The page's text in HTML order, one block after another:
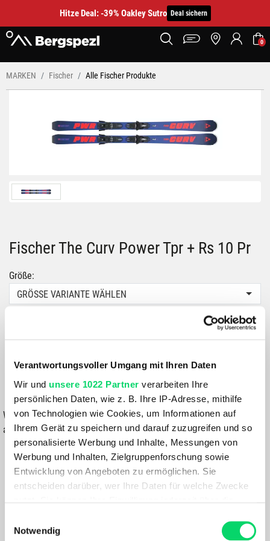
Verantwortungsvoller Umgang mit Ihren Daten
Wir und unsere 1022 Partner verarbeiten Ihre
persönlichen Daten, wie z. B. Ihre IP-Adresse, mithilfe
von Technologien wie Cookies, um Informationen auf
Ihrem Gerät zu speichern und darauf zuzugreifen und so
personalisierte Werbung und Inhalte, Messungen von
Werbung und Inhalten, Zielgruppenforschung sowie
Entwicklung von Angeboten zu ermöglichen. Sie
entscheiden darüber, wer Ihre Daten für welche Zwecke
Trigger Symbol ändern oder widerrufen
Notwendig
Hitze Deal: -39% Oakley Sutro Deal sichern
0
MARKEN Fischer Alle Fischer Produkte
Fischer The Curv Power Tpr + Rs 10 Pr
Größe:
GRÖSSE VARIANTE WÄHLEN
BLAU
499,99 €
IN DEN WARENKORB
Wähle eine Variante aus, um die Verfügbarkeit in unseren Filialen
anzuzeigen
Du hast eine Frage?
Wir rufen dich an und beraten dich gerne.